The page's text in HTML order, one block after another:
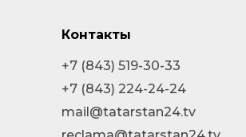
Контакты
+7 (843) 519-30-33
+7 (843) 224-24-24
mail@tatarstan24.tv